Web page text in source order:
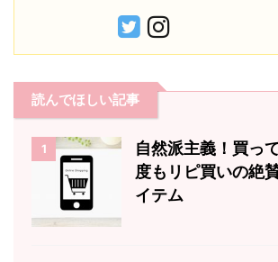
読んでほしい記事
1
自然派主義！買っ
度もリピ買いの絶
イテム